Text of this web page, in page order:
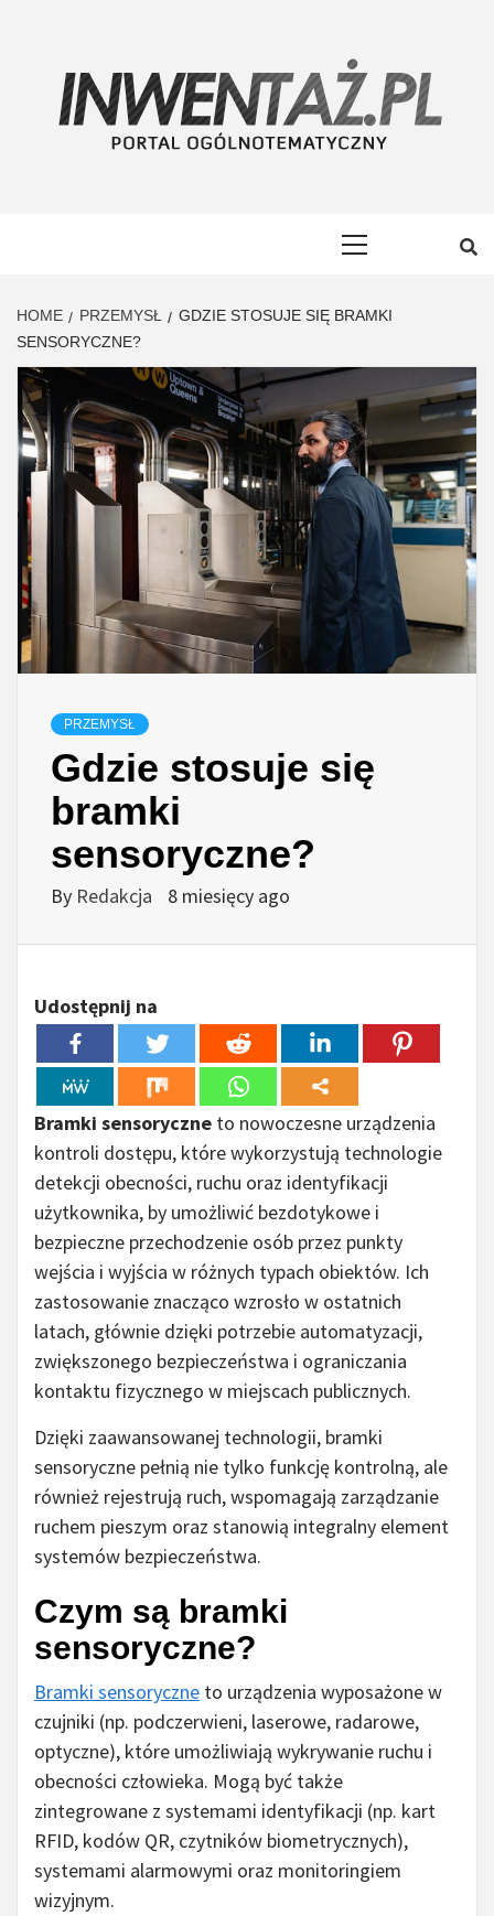
HOME PRZEMYSŁ
GDZIE STOSUJE SIĘ BRAMKI
SENSORYCZNE?
PRZEMYSŁ
Gdzie stosuje się
bramki
sensoryczne?
By Redakcja 8 miesięcy ago
Udostępnij na
Bramki sensoryczne to nowoczesne urządzenia
kontroli dostępu, które wykorzystują technologie
detekcji obecności, ruchu oraz identyfikacji
użytkownika, by umożliwić bezdotykowe i
bezpieczne przechodzenie osób przez punkty
wejścia i wyjścia w różnych typach obiektów. Ich
zastosowanie znacząco wzrosło w ostatnich
latach, głównie dzięki potrzebie automatyzacji,
zwiększonego bezpieczeństwa i ograniczania
kontaktu fizycznego w miejscach publicznych.
Dzięki zaawansowanej technologii, bramki
sensoryczne pełnią nie tylko funkcję kontrolną, ale
również rejestrują ruch, wspomagają zarządzanie
ruchem pieszym oraz stanowią integralny element
systemów bezpieczeństwa.
Czym są bramki
sensoryczne?
Bramki sensoryczne to urządzenia wyposażone w
czujniki (np. podczerwieni, laserowe, radarowe,
optyczne), które umożliwiają wykrywanie ruchu i
obecności człowieka. Mogą być także
zintegrowane z systemami identyfikacji (np. kart
RFID, kodów QR, czytników biometrycznych),
systemami alarmowymi oraz monitoringiem
wizyjnym.